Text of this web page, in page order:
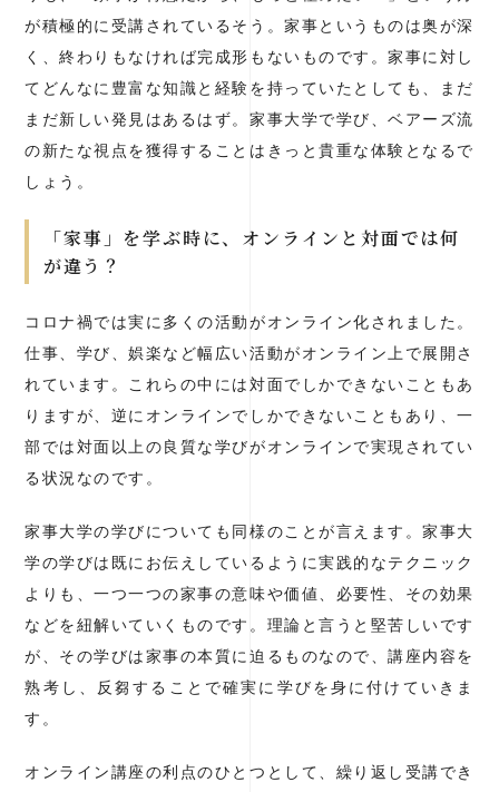
が積極的に受講されているそう。家事というものは奥が深
く、終わりもなければ完成形もないものです。家事に対し
てどんなに豊富な知識と経験を持っていたとしても、まだ
まだ新しい発見はあるはず。家事大学で学び、ベアーズ流
の新たな視点を獲得することはきっと貴重な体験となるで
しょう。
「家事」を学ぶ時に、オンラインと対面では何
が違う？
コロナ禍では実に多くの活動がオンライン化されました。
仕事、学び、娯楽など幅広い活動がオンライン上で展開さ
れています。これらの中には対面でしかできないこともあ
りますが、逆にオンラインでしかできないこともあり、一
部では対面以上の良質な学びがオンラインで実現されてい
る状況なのです。
家事大学の学びについても同様のことが言えます。家事大
学の学びは既にお伝えしているように実践的なテクニック
よりも、一つ一つの家事の意味や価値、必要性、その効果
などを紐解いていくものです。理論と言うと堅苦しいです
が、その学びは家事の本質に迫るものなので、講座内容を
熟考し、反芻することで確実に学びを身に付けていきま
す。
オンライン講座の利点のひとつとして、繰り返し受講でき